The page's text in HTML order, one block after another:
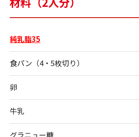
純乳脂35
食パン（4・5枚切り）
卵
牛乳